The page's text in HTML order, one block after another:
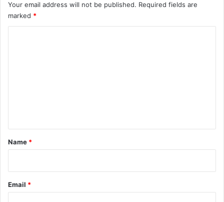
Your email address will not be published. Required fields are
marked *
*
Name *
Email *